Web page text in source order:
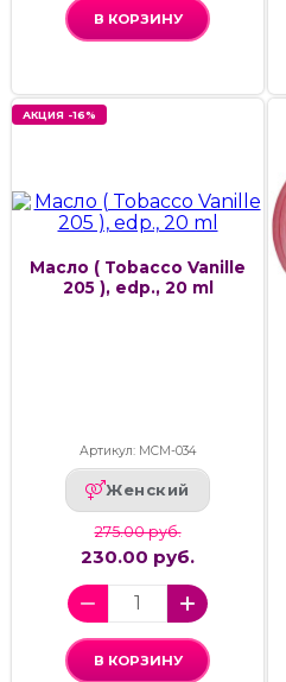
В КОРЗИНУ
АКЦИЯ -16%
Масло ( Tobacco Vanille
205 ), edp., 20 ml
Артикул: МСМ-034
Женский
275.00 руб.
230.00 руб.
В КОРЗИНУ